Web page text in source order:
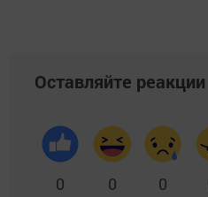
Оставляйте реакции
0 0 0